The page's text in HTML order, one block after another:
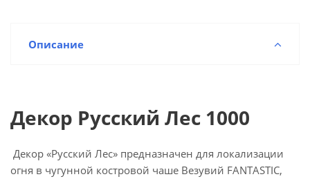
Описание
Декор Русский Лес 1000
Декор «Русский Лес» предназначен для локализации
огня в чугунной костровой чаше Везувий FANTASTIC,